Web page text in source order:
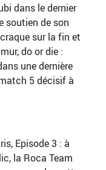
dans le dernier
soutien de son
sur la fin et
do or die :
une dernière
5 décisif à
Episode 3 : à
la Roca Team